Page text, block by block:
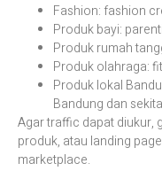
Fashion: fashion
Produk bayi:
Produk rumah
Produk olahraga:
Produk lokal
Bandung dan
Agar traffic dapat diukur,
produk, atau landing
marketplace.